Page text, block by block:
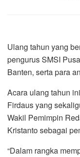
Ulang tahun yang
pengurus SMSI
Banten, serta para
Acara ulang tahun
Firdaus yang
Wakil Pemimpin
Kristanto sebagai
“Dalam rangka